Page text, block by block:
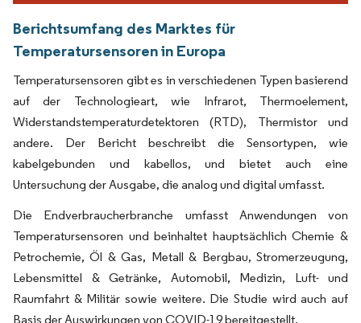
Berichtsumfang des Marktes für
Temperatursensoren in Europa
Temperatursensoren gibt es in verschiedenen Typen basierend
auf der Technologieart, wie Infrarot, Thermoelement,
Widerstandstemperaturdetektoren (RTD), Thermistor und
andere. Der Bericht beschreibt die Sensortypen, wie
kabelgebunden und kabellos, und bietet auch eine
Untersuchung der Ausgabe, die analog und digital umfasst.
Die Endverbraucherbranche umfasst Anwendungen von
Temperatursensoren und beinhaltet hauptsächlich Chemie &
Petrochemie, Öl & Gas, Metall & Bergbau, Stromerzeugung,
Lebensmittel & Getränke, Automobil, Medizin, Luft- und
Raumfahrt & Militär sowie weitere. Die Studie wird auch auf
Basis der Auswirkungen von COVID-19 bereitgestellt.